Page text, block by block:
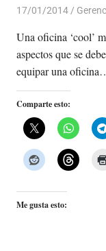
17/01/2014 Luis
Una oficina ‘cool’
aspectos que se
equipar una
Comparte esto:
Me gusta esto: